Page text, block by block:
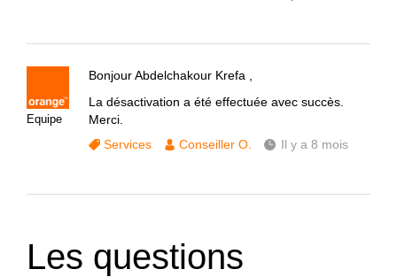
Equipe
Bonjour Abdelchakour Krefa ,
La désactivation a été effectuée avec succès.
Merci.
Services
Conseiller O. Il y a 8 mois
Les questions